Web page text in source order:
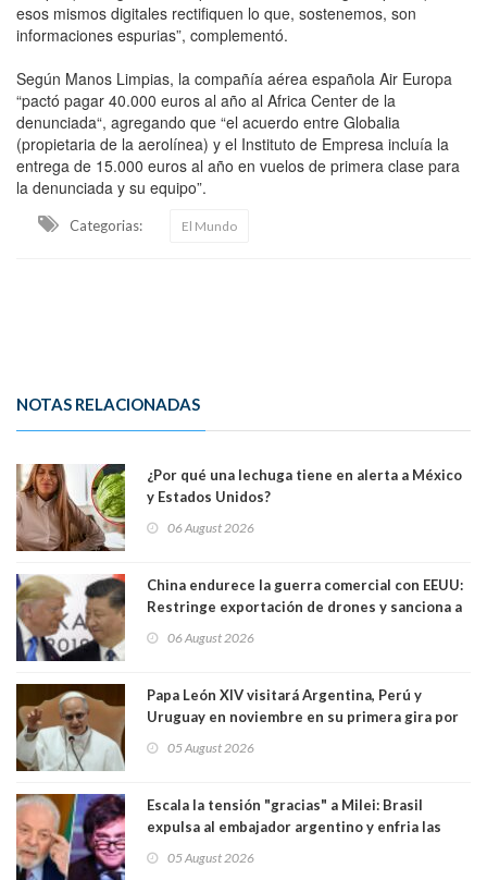
esos mismos digitales rectifiquen lo que, sostenemos, son
informaciones espurias”, complementó.
Según Manos Limpias, la compañía aérea española Air Europa
“pactó pagar 40.000 euros al año al Africa Center de la
denunciada“, agregando que “el acuerdo entre Globalia
(propietaria de la aerolínea) y el Instituto de Empresa incluía la
entrega de 15.000 euros al año en vuelos de primera clase para
la denunciada y su equipo”.
Categorias: El Mundo
NOTAS RELACIONADAS
¿Por qué una lechuga tiene en alerta a México
y Estados Unidos?
06 August 2026
China endurece la guerra comercial con EEUU:
Restringe exportación de drones y sanciona a
06 August 2026
Papa León XIV visitará Argentina, Perú y
Uruguay en noviembre en su primera gira por
05 August 2026
Escala la tensión "gracias" a Milei: Brasil
expulsa al embajador argentino y enfria las
trasandino
05 August 2026